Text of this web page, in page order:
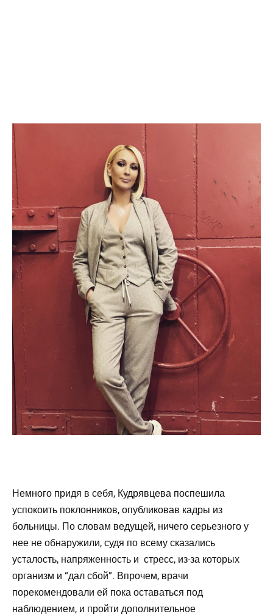
Немного придя в себя, Кудрявцева поспешила
успокоить поклонников, опубликовав кадры из
больницы. По словам ведущей, ничего серьезного у
нее не обнаружили, судя по всему сказались
усталость, напряженность и стресс, из-за которых
организм и “дал сбой”. Впрочем, врачи
порекомендовали ей пока оставаться под
наблюдением, и пройти дополнительное